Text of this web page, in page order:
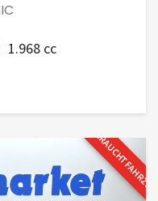
1.968 cc